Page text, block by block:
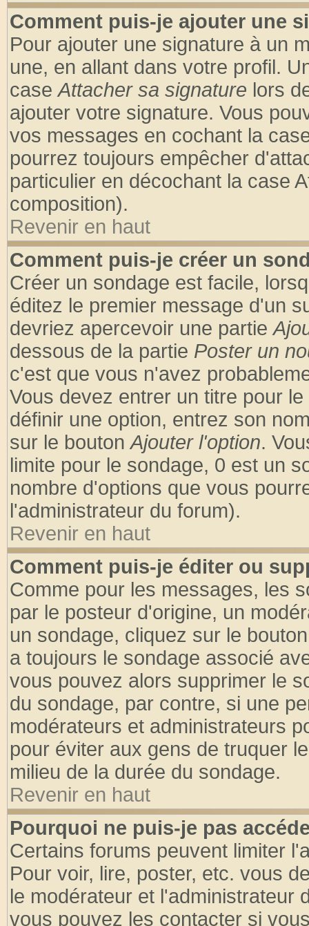
Comment puis-je ajouter une
Pour ajouter une signature à un
une, en allant dans votre profil.
caseAttacher sa signature lors
ajouter votre signature. Vous
vos messages en cochant la
pourrez toujours empêcher
particulier en décochant la case
composition).
Revenir en haut
Comment puis-je créer un
Créer un sondage est facile,
éditez le premier message d'un
devriez apercevoir une partie
dessous de la partie Poster un
c'est que vous n'avez
Vous devez entrer un titre pour
définir une option, entrez son
sur le boutonAjouter l'option.
limite pour le sondage, 0 est un
nombre d'options que vous
l'administrateur du forum).
Revenir en haut
Comment puis-je éditer ou
Comme pour les messages, les
par le posteur d'origine, un
un sondage, cliquez sur le
a toujours le sondage associé
vous pouvez alors supprimer le
du sondage, par contre, si une
modérateurs et administrateurs
pour éviter aux gens de truquer
milieu de la durée du sondage.
Revenir en haut
Pourquoi ne puis-je pas
Certains forums peuvent limiter
Pour voir, lire, poster, etc. vous
le modérateur et l'administrateur
vous pouvez les contacter si